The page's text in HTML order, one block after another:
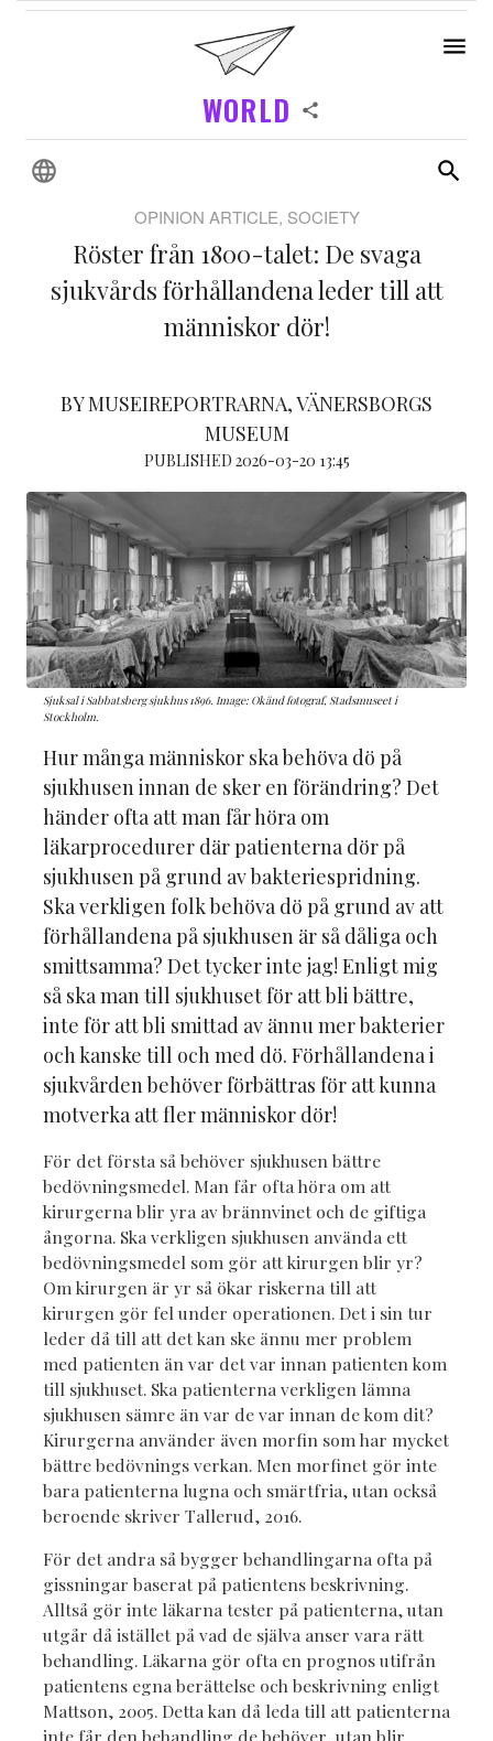
WORLD
OPINION ARTICLE, SOCIETY
Röster från 1800-talet: De svaga
sjukvårds förhållandena leder till att
människor dör!
BY MUSEIREPORTRARNA, VÄNERSBORGS
MUSEUM
PUBLISHED 2026-03-20 13:45
Sjuksal i Sabbatsberg sjukhus 1896. Image: Okänd fotograf, Stadsmuseet i
Stockholm.
Hur många människor ska behöva dö på
sjukhusen innan de sker en förändring? Det
händer ofta att man får höra om
läkarprocedurer där patienterna dör på
sjukhusen på grund av bakteriespridning.
Ska verkligen folk behöva dö på grund av att
förhållandena på sjukhusen är så dåliga och
smittsamma? Det tycker inte jag! Enligt mig
så ska man till sjukhuset för att bli bättre,
inte för att bli smittad av ännu mer bakterier
och kanske till och med dö. Förhållandena i
sjukvården behöver förbättras för att kunna
motverka att fler människor dör!
För det första så behöver sjukhusen bättre
bedövningsmedel. Man får ofta höra om att
kirurgerna blir yra av brännvinet och de giftiga
ångorna. Ska verkligen sjukhusen använda ett
bedövningsmedel som gör att kirurgen blir yr?
Om kirurgen är yr så ökar riskerna till att
kirurgen gör fel under operationen. Det i sin tur
leder då till att det kan ske ännu mer problem
med patienten än var det var innan patienten kom
till sjukhuset. Ska patienterna verkligen lämna
sjukhusen sämre än var de var innan de kom dit?
Kirurgerna använder även morfin som har mycket
bättre bedövnings verkan. Men morfinet gör inte
bara patienterna lugna och smärtfria, utan också
beroende skriver Tallerud, 2016.
För det andra så bygger behandlingarna ofta på
gissningar baserat på patientens beskrivning.
Alltså gör inte läkarna tester på patienterna, utan
utgår då istället på vad de själva anser vara rätt
behandling. Läkarna gör ofta en prognos utifrån
patientens egna berättelse och beskrivning enligt
Mattson, 2005. Detta kan då leda till att patienterna
inte får den behandling de behöver, utan blir